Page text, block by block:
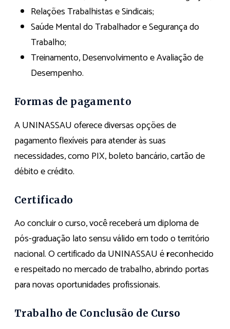
Relações Trabalhistas e Sindicais;
Saúde Mental do Trabalhador e Segurança do
Trabalho;
Treinamento, Desenvolvimento e Avaliação de
Desempenho.
Formas de pagamento
A UNINASSAU oferece diversas opções de
pagamento flexíveis para atender às suas
necessidades, como PIX, boleto bancário, cartão de
débito e crédito.
Certificado
Ao concluir o curso, você receberá um diploma de
pós-graduação lato sensu válido em todo o território
nacional. O certificado da UNINASSAU éreconhecido
e respeitado no mercado de trabalho, abrindo portas
para novas oportunidades profissionais.
Trabalho de Conclusão de Curso